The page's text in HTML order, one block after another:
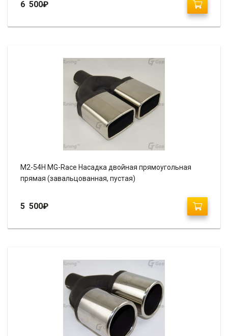
6 500₽
M2-54H MG-Race Насадка двойная прямоугольная
прямая (завальцованная, пустая)
5 500₽